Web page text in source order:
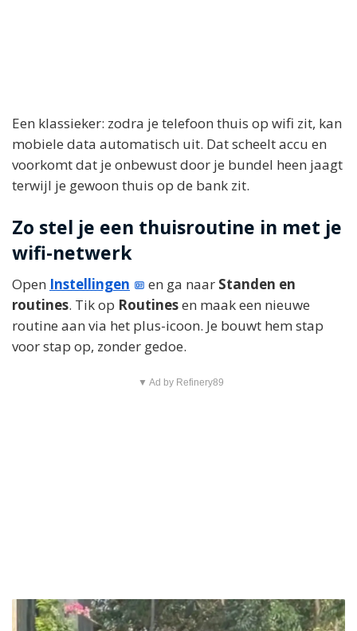
Een klassieker: zodra je telefoon thuis op wifi zit, kan
mobiele data automatisch uit. Dat scheelt accu en
voorkomt dat je onbewust door je bundel heen jaagt
terwijl je gewoon thuis op de bank zit.
Zo stel je een thuisroutine in met je
wifi-netwerk
Open Instellingen en ga naar Standen en
routines. Tik op Routinesen maak een nieuwe
routine aan via het plus-icoon. Je bouwt hem stap
voor stap op, zonder gedoe.
▼ Ad by Refinery89